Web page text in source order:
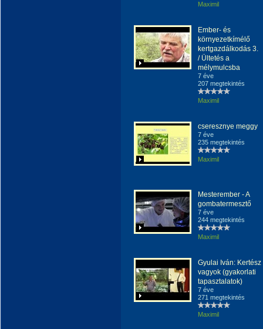
Maximil
Ember- és
környezetkímélő
kertgazdálkodás 3.
/ Ültetés a
mélymulcsba
7 éve
207 megtekintés
Maximil
cseresznye meggy
7 éve
235 megtekintés
Maximil
Mesterember - A
gombatermesztő
7 éve
244 megtekintés
Maximil
Gyulai Iván: Kertész
vagyok (gyakorlati
tapasztalatok)
7 éve
271 megtekintés
Maximil